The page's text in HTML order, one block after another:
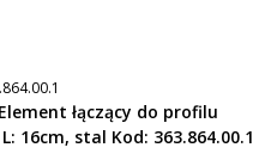
łączący do profilu
16cm, stal Kod: 363.864.00.1